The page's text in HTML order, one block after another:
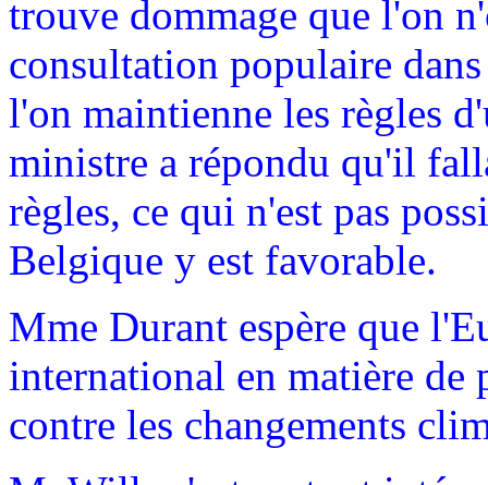
trouve dommage que l'on
consultation populaire
l'on maintienne les règles
ministre a répondu qu'il
règles, ce qui n'est pas
Belgique y est favorable.
Mme Durant espère que
international en matière de
contre les changements